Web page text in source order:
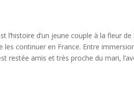
l’histoire d’un jeune couple à la fleur
les continuer en France. Entre
restée amis et trèsproche du mari,